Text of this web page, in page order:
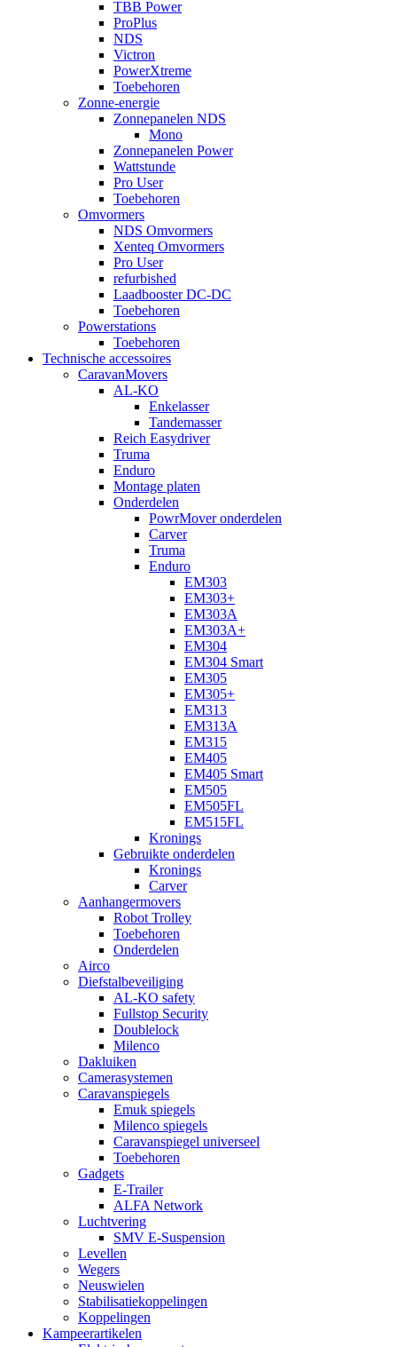
TBB Power
ProPlus
NDS
Victron
PowerXtreme
Toebehoren
Zonne-energie
Zonnepanelen NDS
Mono
Zonnepanelen Power
Wattstunde
Pro User
Toebehoren
Omvormers
NDS Omvormers
Xenteq Omvormers
Pro User
refurbished
Laadbooster DC-DC
Toebehoren
Powerstations
Toebehoren
Technische accessoires
CaravanMovers
AL-KO
Enkelasser
Tandemasser
Reich Easydriver
Truma
Enduro
Montage platen
Onderdelen
PowrMover onderdelen
Carver
Truma
Enduro
EM303
EM303+
EM303A
EM303A+
EM304
EM304 Smart
EM305
EM305+
EM313
EM313A
EM315
EM405
EM405 Smart
EM505
EM505FL
EM515FL
Kronings
Gebruikte onderdelen
Kronings
Carver
Aanhangermovers
Robot Trolley
Toebehoren
Onderdelen
Airco
Diefstalbeveiliging
AL-KO safety
Fullstop Security
Doublelock
Milenco
Dakluiken
Camerasystemen
Caravanspiegels
Emuk spiegels
Milenco spiegels
Caravanspiegel universeel
Toebehoren
Gadgets
E-Trailer
ALFA Network
Luchtvering
SMV E-Suspension
Levellen
Wegers
Neuswielen
Stabilisatiekoppelingen
Koppelingen
Kampeerartikelen